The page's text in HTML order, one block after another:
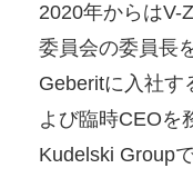
2020年からはV-
委員会の委員長
Geberitに入社す
よび臨時CEOを
Kudelski Group